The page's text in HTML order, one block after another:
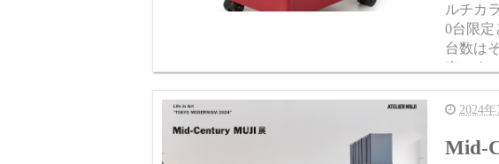
ルチカ
0台限定
台数は
売です
はお早
2024
Mid-